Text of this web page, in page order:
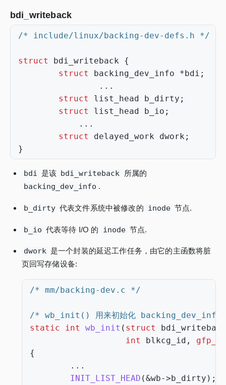
bdi_writeback
/* include/linux/backing-dev-defs.h */
struct bdi_writeback
{
struct
backing_dev_info *bdi ;
...
struct
list_head b_dirty ;
struct
list_head b_io ;
...
struct
delayed_work dwork ;
}
bdi 是该 bdi_writeback 所属的
backing_dev_info .
b_dirty 代表文件系统中被修改的 inode 节点.
b_io 代表等待 I/O 的 inode 节点.
dwork 是一个封装的延迟工作任务，由它的主函数将脏
页回写存储设备:
/* mm/backing-dev.c */
/* wb_init() 用来初始化
static
int wb_init ( struct
bdi_writeback
int
blkcg_id ,
gfp_t
{
...
INIT_LIST_HEAD (&wb->b_dirty );